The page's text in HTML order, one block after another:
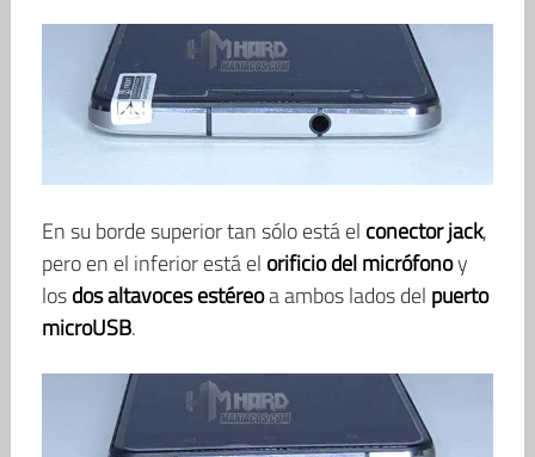
En su borde superior tan sólo está el conector jack,
pero en el inferior está el orificio del micrófonoy
losdos altavoces estéreoa ambos lados del puerto
microUSB.